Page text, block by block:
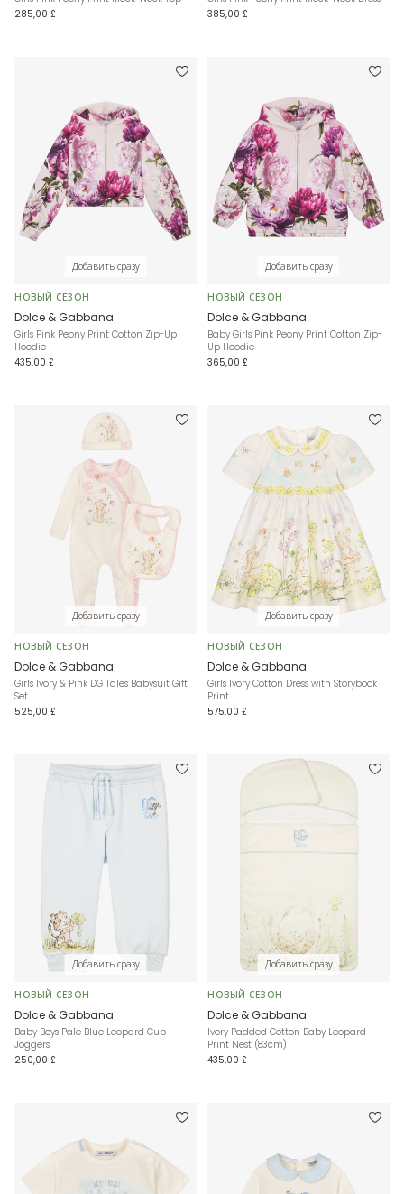
285,00 £
385,00 £
Добавить сразу
НОВЫЙ СЕЗОН
Dolce & Gabbana
Girls Pink Peony Print Cotton Zip-Up
Hoodie
435,00 £
Добавить сразу
НОВЫЙ СЕЗОН
Dolce & Gabbana
Baby Girls Pink Peony Print Cotton Zip-
Up Hoodie
365,00 £
Добавить сразу
НОВЫЙ СЕЗОН
Dolce & Gabbana
Girls Ivory & Pink DG Tales Babysuit Gift
Set
525,00 £
Добавить сразу
НОВЫЙ СЕЗОН
Dolce & Gabbana
Girls Ivory Cotton Dress with Storybook
Print
575,00 £
Добавить сразу
НОВЫЙ СЕЗОН
Dolce & Gabbana
Baby Boys Pale Blue Leopard Cub
Joggers
250,00 £
Добавить сразу
НОВЫЙ СЕЗОН
Dolce & Gabbana
Ivory Padded Cotton Baby Leopard
Print Nest (83cm)
435,00 £